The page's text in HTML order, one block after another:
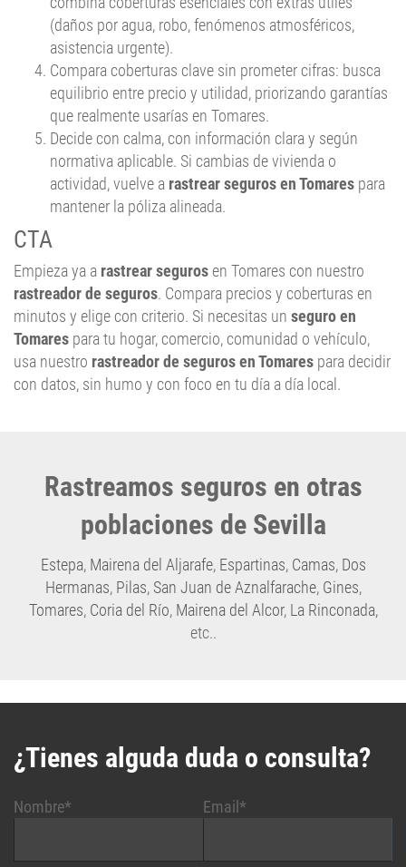
(daños por agua, robo, fenómenos atmosféricos,
asistencia urgente).
Compara coberturas clave sin prometer cifras: busca
equilibrio entre precio y utilidad, priorizando garantías
que realmente usarías en Tomares.
Decide con calma, con información clara y según
normativa aplicable. Si cambias de vivienda o
actividad, vuelve a rastrear seguros en Tomares para
mantener la póliza alineada.
CTA
Empieza ya a rastrear seguros en Tomares con nuestro
rastreador de seguros. Compara precios y coberturas en
minutos y elige con criterio. Si necesitas un seguro en
Tomares para tu hogar, comercio, comunidad o vehículo,
usa nuestro rastreador de seguros en Tomares para decidir
con datos, sin humo y con foco en tu día a día local.
Rastreamos seguros en otras
poblaciones de Sevilla
Estepa, Mairena del Aljarafe, Espartinas, Camas, Dos
Hermanas, Pilas, San Juan de Aznalfarache, Gines,
Tomares, Coria del Río, Mairena del Alcor, La Rinconada,
etc..
¿Tienes alguda duda o consulta?
Nombre* Email*